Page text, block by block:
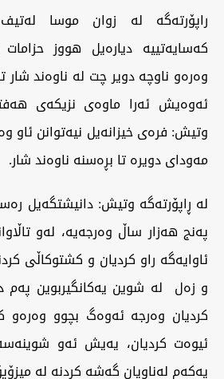
راپۆرتەگە لە زوان موسا
کەسایەتییە دیارەیل هووز
وەرەو ناوچە دویر چت لە ناوەند شار
ئەوەیش ئەرا ماوەی نزیکەی
وتیش: فرەی خیزانەیل نیەتوانن ئاو
مەودای دویرە تا بڕەسنە ناوەند شار.
لە ڕاپۆرتەگە وتیش: دانیشتگەیل
پەنج هەزار ساڵ وەرجەیە، لەو
ئاوایەگە راو کردیان و کشتوکاڵی
و زەل لە شوین یەکانگیربوین پەم
کردیان وەرجە ئەوەگ بچوو وەرەو
ئیوەت کردیان، یەیش ئەو
یەکەم لەناویان گەشە کردنە لە